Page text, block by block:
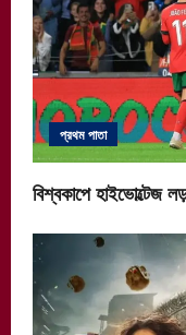
প্রথম পাতা
বিশ্বকাপে হাইভোল্টেজ